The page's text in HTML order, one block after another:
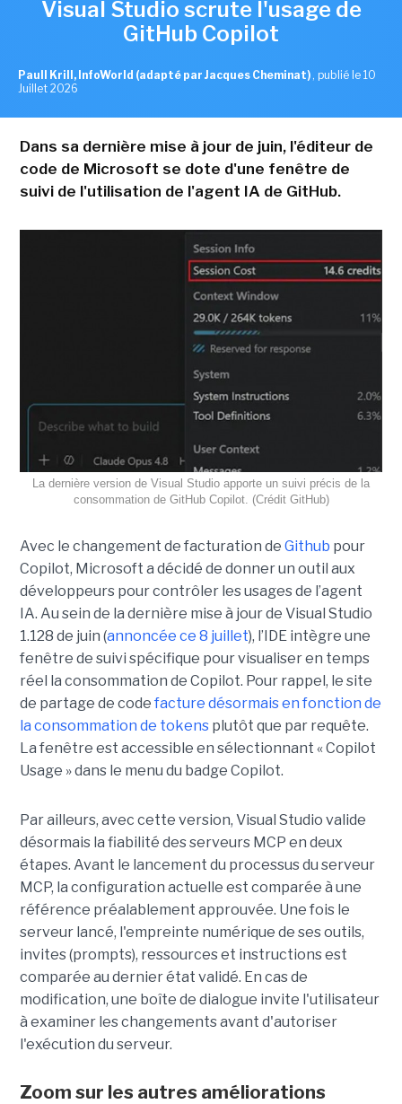
Visual Studio scrute l'usage de
GitHub Copilot
Paull Krill, InfoWorld (adapté par Jacques Cheminat) , publié le 10
Juillet 2026
Dans sa dernière mise à jour de juin, l'éditeur de
code de Microsoft se dote d'une fenêtre de
suivi de l'utilisation de l'agent IA de GitHub.
La dernière version de Visual Studio apporte un suivi précis de la
consommation de GitHub Copilot. (Crédit GitHub)
Avec le changement de facturation de Github pour
Copilot, Microsoft a décidé de donner un outil aux
développeurs pour contrôler les usages de l’agent
IA. Au sein de la dernière mise à jour de Visual Studio
1.128 de juin (annoncée ce 8 juillet), l’IDE intègre une
fenêtre de suivi spécifique pour visualiser en temps
réel la consommation de Copilot. Pour rappel, le site
de partage de code facture désormais en fonction de
la consommation de tokens plutôt que par requête.
La fenêtre est accessible en sélectionnant « Copilot
Usage » dans le menu du badge Copilot.
Par ailleurs, avec cette version, Visual Studio valide
désormais la fiabilité des serveurs MCP en deux
étapes. Avant le lancement du processus du serveur
MCP, la configuration actuelle est comparée à une
référence préalablement approuvée. Une fois le
serveur lancé, l'empreinte numérique de ses outils,
invites (prompts), ressources et instructions est
comparée au dernier état validé. En cas de
modification, une boîte de dialogue invite l'utilisateur
à examiner les changements avant d'autoriser
l'exécution du serveur.
Zoom sur les autres améliorations